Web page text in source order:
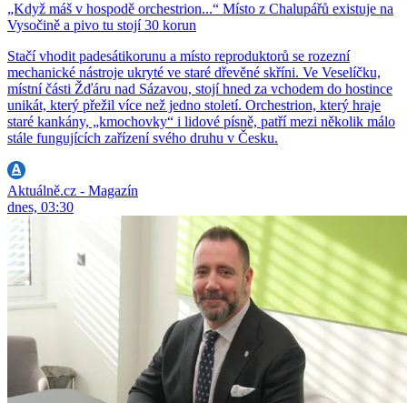
„Když máš v hospodě orchestrion...“ Místo z Chalupářů existuje na
Vysočině a pivo tu stojí 30 korun
Stačí vhodit padesátikorunu a místo reproduktorů se rozezní
mechanické nástroje ukryté ve staré dřevěné skříni. Ve Veselíčku,
místní části Žďáru nad Sázavou, stojí hned za vchodem do hostince
unikát, který přežil více než jedno století. Orchestrion, který hraje
staré kankány, „kmochovky“ i lidové písně, patří mezi několik málo
stále fungujících zařízení svého druhu v Česku.
Aktuálně.cz - Magazín
dnes, 03:30